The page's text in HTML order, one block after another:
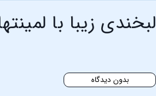
لبخندی زیبا با
بدون دیدگاه